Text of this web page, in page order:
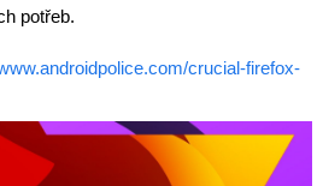
potřeb.
crucial-firefox-